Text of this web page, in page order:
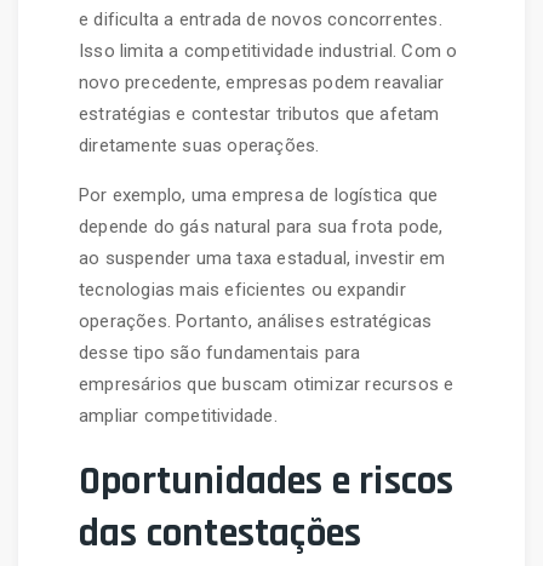
e dificulta a entrada de novos concorrentes.
Isso limita a competitividade industrial. Com o
novo precedente, empresas podem reavaliar
estratégias e contestar tributos que afetam
diretamente suas operações.
Por exemplo, uma empresa de logística que
depende do gás natural para sua frota pode,
ao suspender uma taxa estadual, investir em
tecnologias mais eficientes ou expandir
operações. Portanto, análises estratégicas
desse tipo são fundamentais para
empresários que buscam otimizar recursos e
ampliar competitividade.
Oportunidades e riscos
das contestações